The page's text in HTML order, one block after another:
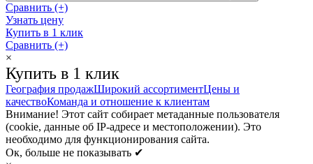
Сравнить (+)
Узнать цену
Купить в 1 клик
Сравнить (+)
×
Купить в 1 клик
География продажШирокий ассортиментЦены и
качествоКоманда и отношение к клиентам
Внимание! Этот сайт собирает метаданные пользователя
(cookie, данные об IP-адресе и местоположении). Это
необходимо для функционирования сайта.
Ок, больше не показывать ✔